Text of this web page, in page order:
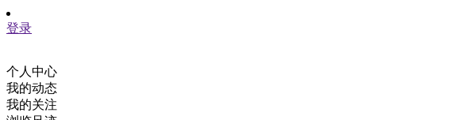
登录
个人中心
我的动态
我的关注